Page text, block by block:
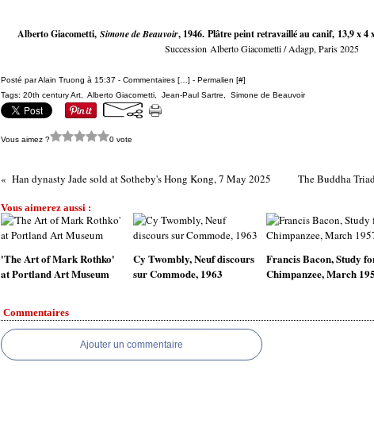
Alberto Giacometti, Simone de Beauvoir, 1946. Plâtre peint retravaillé au canif, 13,9 x 4
Succession Alberto Giacometti / Adagp, Paris 2025
Posté par Alain Truong à 15:37 - Commentaires [ ] - Permalien [#]
Tags: 20th century Art Alberto Giacometti Jean-Paul Sartre Simone de Beauvoir
Vous aimez ? 0 vote
Han dynasty Jade sold at Sotheby's Hong Kong, 7 May 2025 The Buddha
Vous aimerez aussi :
'The Art of Mark Rothko'
at Portland Art Museum
Cy Twombly, Neuf discours
sur Commode, 1963
Francis Bacon, Study
Chimpanzee, March
Commentaires
Ajouter un commentaire